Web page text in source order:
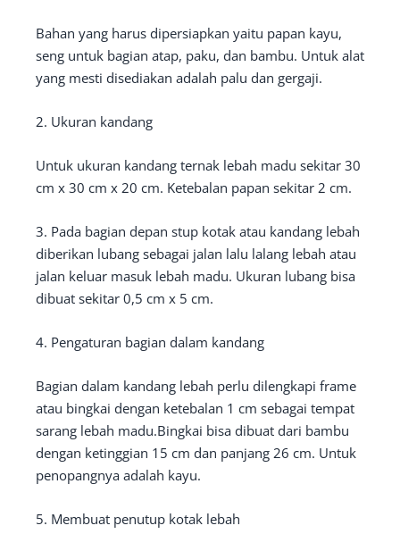
Bahan yang harus dipersiapkan yaitu papan kayu,
seng untuk bagian atap, paku, dan bambu. Untuk alat
yang mesti disediakan adalah palu dan gergaji.
2. Ukuran kandang
Untuk ukuran kandang ternak lebah madu sekitar 30
cm x 30 cm x 20 cm. Ketebalan papan sekitar 2 cm.
3. Pada bagian depan stup kotak atau kandang lebah
diberikan lubang sebagai jalan lalu lalang lebah atau
jalan keluar masuk lebah madu. Ukuran lubang bisa
dibuat sekitar 0,5 cm x 5 cm.
4. Pengaturan bagian dalam kandang
Bagian dalam kandang lebah perlu dilengkapi frame
atau bingkai dengan ketebalan 1 cm sebagai tempat
sarang lebah madu.Bingkai bisa dibuat dari bambu
dengan ketinggian 15 cm dan panjang 26 cm. Untuk
penopangnya adalah kayu.
5. Membuat penutup kotak lebah